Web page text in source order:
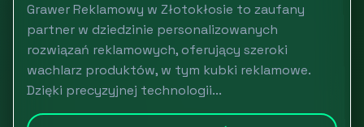
Grawer Reklamowy w Złotokłosie to zaufany
partner w dziedzinie personalizowanych
rozwiązań reklamowych, oferujący szeroki
wachlarz produktów, w tym kubki reklamowe.
Dzięki precyzyjnej technologii...